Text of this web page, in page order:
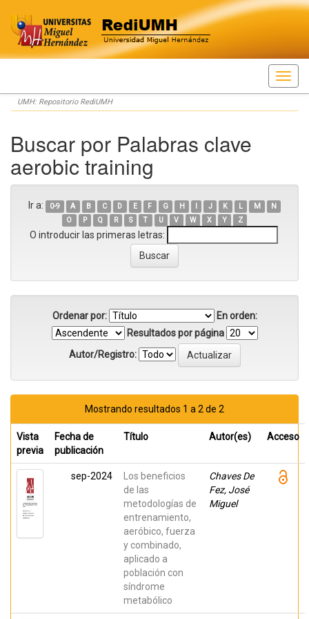
Skip
navigation
UMH: Repositorio RediUMH
Buscar por Palabras clave
aerobic training
Ir a: 0-9 A B C D E F G H I J K L M
N
O
P Q R S T U V W X Y Z
O introducir las primeras letras:
Ordenar por:
En orden:
Resultados por página
Autor/Registro:
Mostrando resultados 1 a 2 de 2
Vista
previa
Fecha de
publicación
Título Autor(es) Acceso
sep-2024
Los beneficios
de las
metodologías de
entrenamiento,
aeróbico, fuerza
y combinado,
aplicado a
población con
síndrome
metabólico
Chaves De
Fez, José
Miguel